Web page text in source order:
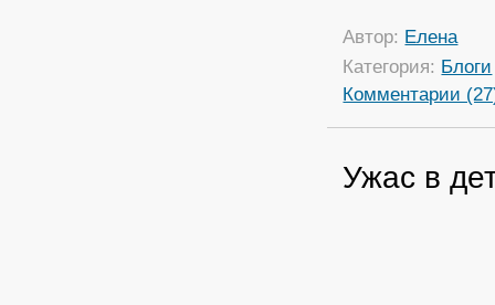
Автор: Елена
Категория: Блоги
Комментарии
Ужас в